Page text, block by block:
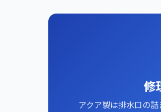
修
アクア製は排水口の詰